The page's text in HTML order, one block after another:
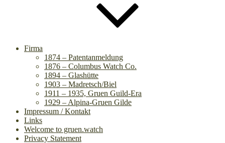
Firma
1874 – Patentanmeldung
1876 – Columbus Watch Co.
1894 – Glashütte
1903 – Madretsch/Biel
1911 – 1935, Gruen Guild-Era
1929 – Alpina-Gruen Gilde
Impressum / Kontakt
Links
Welcome to gruen.watch
Privacy Statement